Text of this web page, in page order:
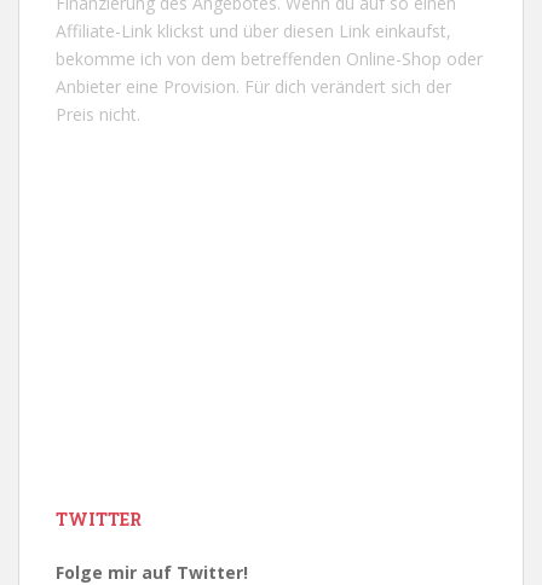
Affiliate-Link klickst und über diesen Link einkaufst,
bekomme ich von dem betreffenden Online-Shop oder
Anbieter eine Provision. Für dich verändert sich der
Preis nicht.
TWITTER
Folge mir auf Twitter!